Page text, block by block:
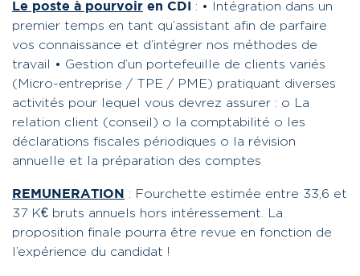
Le poste à pourvoir en CDI : • Intégration dans un
premier temps en tant qu’assistant afin de parfaire
vos connaissance et d’intégrer nos méthodes de
travail • Gestion d’un portefeuille de clients variés
(Micro-entreprise / TPE / PME) pratiquant diverses
activités pour lequel vous devrez assurer : o La
relation client (conseil) o la comptabilité o les
déclarations fiscales périodiques o la révision
annuelle et la préparation des comptes
REMUNERATION : Fourchette estimée entre 33,6 et
37 K€ bruts annuels hors intéressement. La
proposition finale pourra être revue en fonction de
l’expérience du candidat !